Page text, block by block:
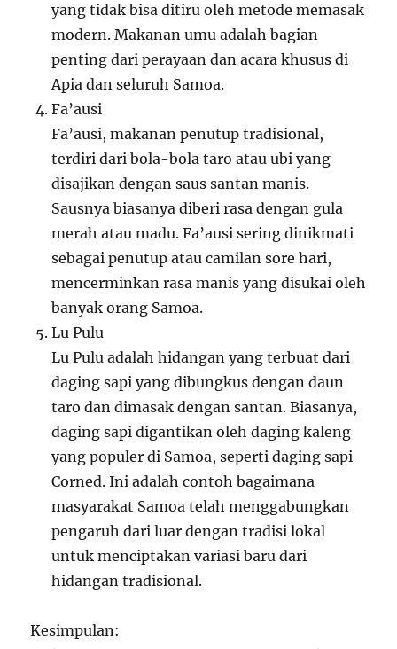
yang tidak bisa ditiru oleh metode memasak
modern. Makanan umu adalah bagian
penting dari perayaan dan acara khusus di
Apia dan seluruh Samoa.
Fa’ausi
Fa’ausi, makanan penutup tradisional,
terdiri dari bola-bola taro atau ubi yang
disajikan dengan saus santan manis.
Sausnya biasanya diberi rasa dengan gula
merah atau madu. Fa’ausi sering dinikmati
sebagai penutup atau camilan sore hari,
mencerminkan rasa manis yang disukai oleh
banyak orang Samoa.
Lu Pulu
Lu Pulu adalah hidangan yang terbuat dari
daging sapi yang dibungkus dengan daun
taro dan dimasak dengan santan. Biasanya,
daging sapi digantikan oleh daging kaleng
yang populer di Samoa, seperti daging sapi
Corned. Ini adalah contoh bagaimana
masyarakat Samoa telah menggabungkan
pengaruh dari luar dengan tradisi lokal
untuk menciptakan variasi baru dari
hidangan tradisional.
Kesimpulan: